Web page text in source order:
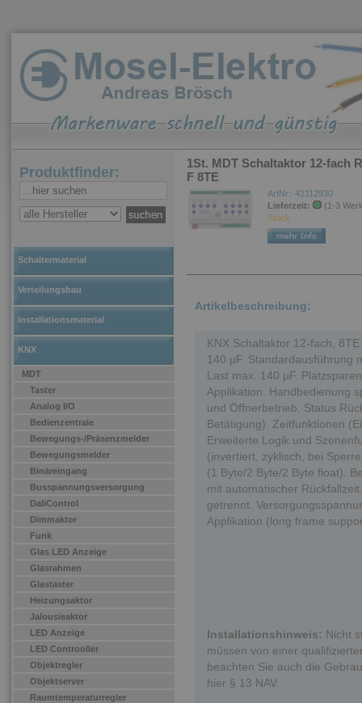
Produktfinder:
Schaltermaterial
Verteilungsbau
Installationsmaterial
KNX
MDT
Taster
Analog I/O
Bedienzentrale
Bewegungs-/Präsenzmelder
Bewegungsmelder
Binäreingang
Busspannungsversorgung
DaliControl
Dimmaktor
Funk
Glas LED Anzeige
Glasrahmen
Glastaster
Heizungsaktor
Jalousieaktor
LED Anzeige
LED Controoller
Objektregler
Objektserver
Raumtemperaturregler
1St. MDT Schaltaktor 12-fach
F 8TE
ArtNr.: 42112930
Lieferzeit:
(1-3
Stück.
Artikelbeschreibung:
KNX Schaltaktor 12-fach,
140 µF. Standardausführung
Last max. 140 µF.
Applikation. Handbedienung
und Öffnerbetrieb. Status
Betätigung). Zeitfunktionen
Erweiterte Logik und
(invertiert, zyklisch, bei
(1 Byte/2 Byte/2 Byte float).
mit automatischer
getrennt.
Applikation (long frame
Installationshinweis: Nicht
müssen von einer
beachten Sie auch die
hier § 13 NAV.